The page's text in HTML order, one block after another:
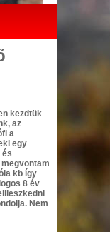
kezdtük
az
a
egy
és
kb így
8 év
Nem